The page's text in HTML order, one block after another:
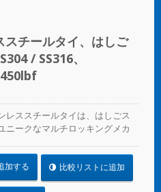
スチールタイ、はしご
/ SS316、
レススチールタイは、はしごス
ニークなマルチロッキングメカ
加する 比較リストに追加